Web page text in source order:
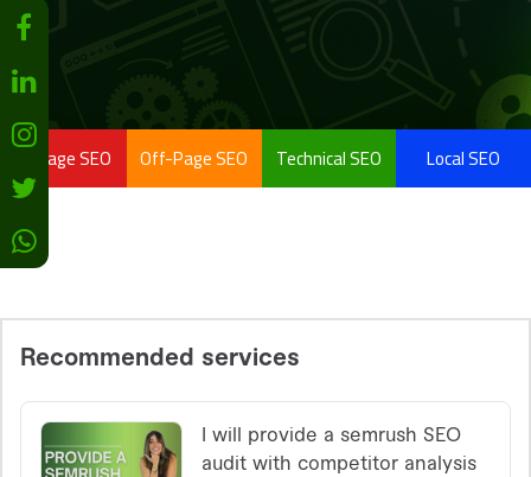
On-Page SEO Off-Page SEO Technical SEO Local SEO